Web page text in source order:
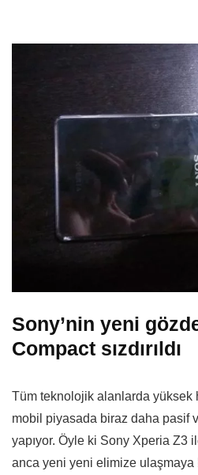
Sony’nin yeni
Compact sızdırıldı
Tüm teknolojik alanlarda yüksek
mobil piyasada biraz daha pasif
yapıyor. Öyle ki Sony Xperia Z3
anca yeni yeni elimize ulaşmaya